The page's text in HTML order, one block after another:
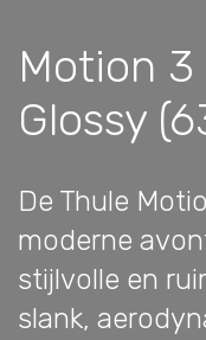
Motion
Glossy
De Thule
moderne
stijlvolle en
slank,